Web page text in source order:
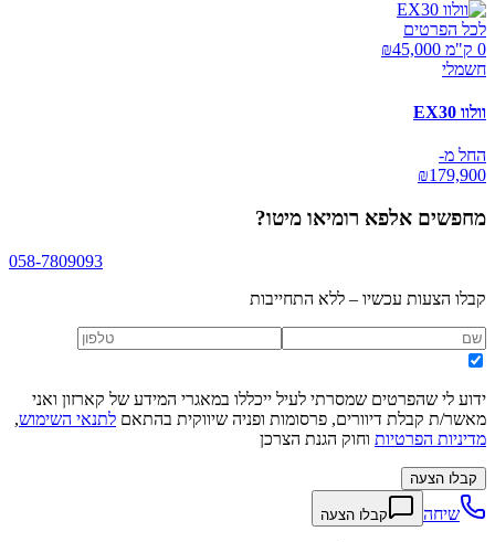
לכל הפרטים
0 ק"מ ₪
45,000
חשמלי
וולוו EX30
החל מ-
₪179,900
מחפשים אלפא רומיאו מיטו?
058-7809093
קבלו הצעות עכשיו – ללא התחייבות
ידוע לי שהפרטים שמסרתי לעיל ייכללו במאגרי המידע של קארזון ואני
מאשר/ת קבלת דיוורים, פרסומות ופניה שיווקית בהתאם לתנאי השימוש,
מדיניות הפרטיות וחוק הגנת הצרכן
קבלו הצעה
שיחה קבלו הצעה